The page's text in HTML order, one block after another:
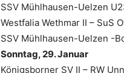
SSV Mühlhausen-Uelzen
Westfalia Wethmar II – SuS
SSV Mühlhausen-Uelzen -
Sonntag, 29. Januar
Königsborner SV II – RW